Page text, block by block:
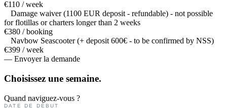
€110 / week
Damage waiver (1100 EUR deposit - refundable) - not possible
for flotillas or charters longer than 2 weeks
€380 / booking
Navbow Seascooter (+ deposit 600€ - to be confirmed by NSS)
€399 / week
— Envoyer la demande
Choisissez une semaine.
Quand naviguez-vous ?
DATE DE DÉBUT